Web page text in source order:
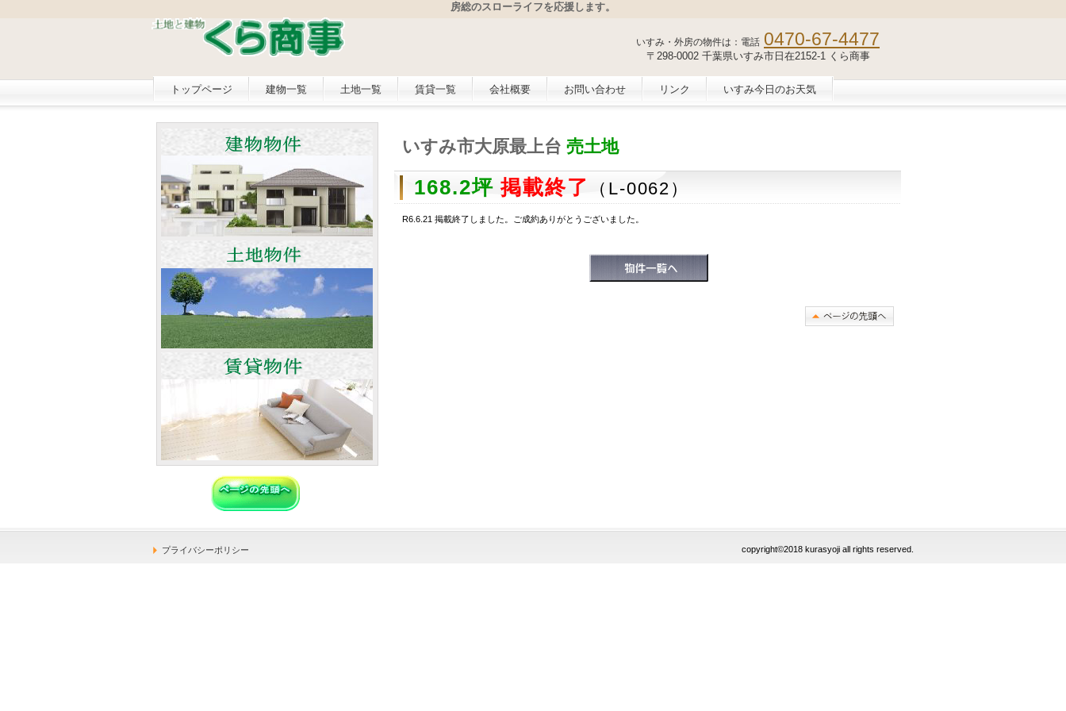
房総のスローライフを応援します。
いすみ・外房の物件は：電話 0470-67-4477
〒298-0002 千葉県いすみ市日在2152-1 くら商事
いすみ市大原最上台 売土地
168.2坪 掲載終了 （L-0062）
R6.6.21 掲載終了しました。ご成約ありがとうございました。
トップページ 建物一覧 土地一覧 賃貸一覧 会社概要 お問い合わせ リンク いすみ今日のお天気
copyright©2018 kurasyoji all rights reserved.
プライバシーポリシー